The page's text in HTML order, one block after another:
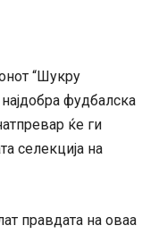
“Шукру
фудбалска
ќе ги
селекција на
правдата на оваа